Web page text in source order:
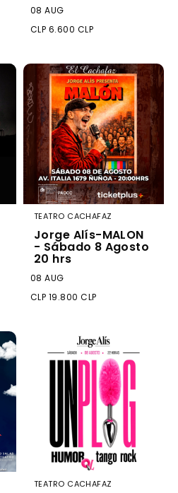
08 AUG
CLP 6.600 CLP
TEATRO CACHAFAZ
Jorge Alís-MALON
- Sábado 8 Agosto
20 hrs
08 AUG
CLP 19.800 CLP
TEATRO CACHAFAZ